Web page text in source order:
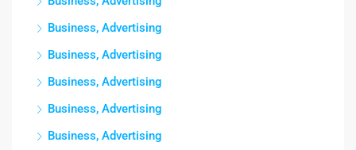
Business, Advertising
Business, Advertising
Business, Advertising
Business, Advertising
Business, Advertising